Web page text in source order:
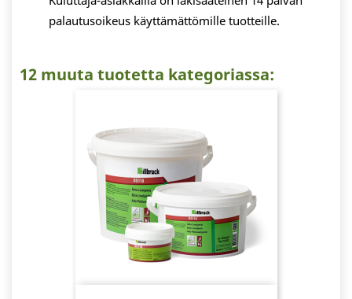
palautusoikeus käyttämättömille tuotteille.
12 muuta tuotetta kategoriassa: